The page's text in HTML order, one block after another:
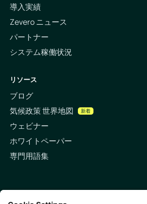
導入実績
Zevero ニュース
パートナー
システム稼働状況
リソース
ブログ
気候政策 世界地図
新着
ウェビナー
ホワイトペーパー
専門用語集
お問い合わせ